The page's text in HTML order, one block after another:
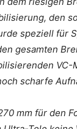
den
speziell für
gesamten
VC-
scharfe
mm für den